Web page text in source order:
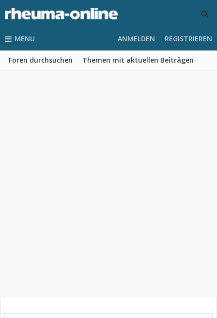
MENU
Foren durchsuchen Themen mit aktuellen Beiträgen
ANMELDEN REGISTRIEREN